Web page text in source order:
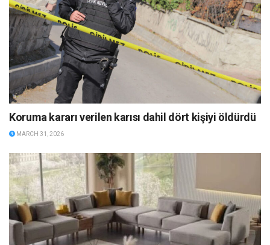
Koruma kararı verilen karısı dahil dört kişiyi öldürdü
MARCH 31, 2026